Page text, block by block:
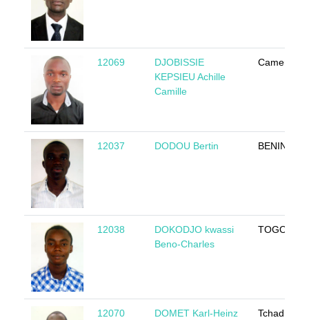
12069
DJOBISSIE
KEPSIEU Achille
Camille
Cameroun
12037 DODOU Bertin BENIN
12038
DOKODJO kwassi
Beno-Charles
TOGO
12070 DOMET Karl-Heinz Tchad